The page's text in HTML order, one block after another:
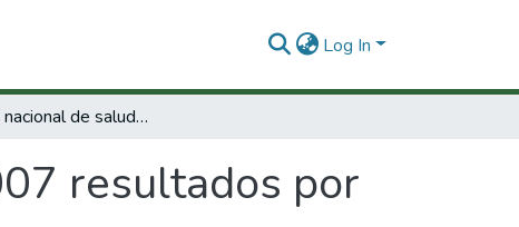
Log In
Encuesta nacional de salud 2007 resultados por departamento:Bogotá
resultados por